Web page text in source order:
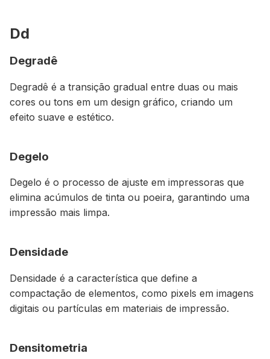
Dd
Degradê
Degradê é a transição gradual entre duas ou mais
cores ou tons em um design gráfico, criando um
efeito suave e estético.
Degelo
Degelo é o processo de ajuste em impressoras que
elimina acúmulos de tinta ou poeira, garantindo uma
impressão mais limpa.
Densidade
Densidade é a característica que define a
compactação de elementos, como pixels em imagens
digitais ou partículas em materiais de impressão.
Densitometria